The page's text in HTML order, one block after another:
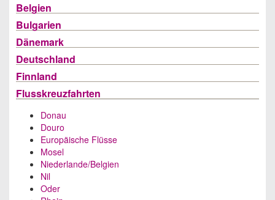
Belgien
Bulgarien
Dänemark
Deutschland
Finnland
Flusskreuzfahrten
Donau
Douro
Europäische Flüsse
Mosel
Niederlande/Belgien
Nil
Oder